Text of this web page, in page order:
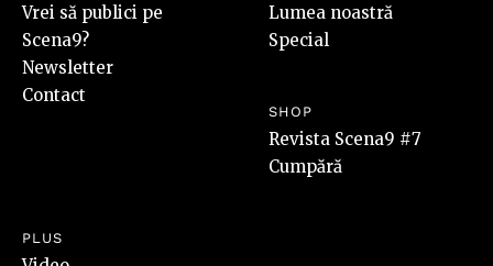
Vrei să publici pe
Scena9?
Newsletter
Contact
Lumea noastră
Special
SHOP
Revista Scena9 #7
Cumpără
PLUS